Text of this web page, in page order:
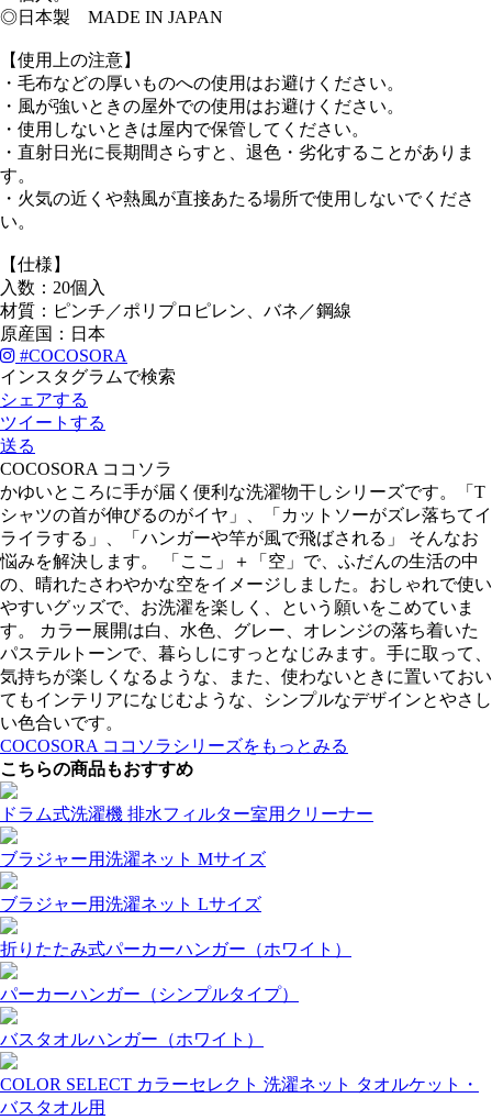
◎日本製 MADE IN JAPAN
【使用上の注意】
・毛布などの厚いものへの使用はお避けください。
・風が強いときの屋外での使用はお避けください。
・使用しないときは屋内で保管してください。
・直射日光に長期間さらすと、退色・劣化することがありま
す。
・火気の近くや熱風が直接あたる場所で使用しないでくださ
い。
【仕様】
入数：20個入
材質：ピンチ／ポリプロピレン、バネ／鋼線
原産国：日本
#COCOSORA
インスタグラムで検索
シェアする
ツイートする
送る
COCOSORA ココソラ
かゆいところに手が届く便利な洗濯物干しシリーズです。「T
シャツの首が伸びるのがイヤ」、「カットソーがズレ落ちてイ
ライラする」、「ハンガーや竿が風で飛ばされる」 そんなお
悩みを解決します。 「ここ」＋「空」で、ふだんの生活の中
の、晴れたさわやかな空をイメージしました。おしゃれで使い
やすいグッズで、お洗濯を楽しく、という願いをこめていま
す。 カラー展開は白、水色、グレー、オレンジの落ち着いた
パステルトーンで、暮らしにすっとなじみます。手に取って、
気持ちが楽しくなるような、また、使わないときに置いておい
てもインテリアになじむような、シンプルなデザインとやさし
い色合いです。
COCOSORA ココソラシリーズをもっとみる
こちらの商品もおすすめ
ドラム式洗濯機 排水フィルター室用クリーナー
ブラジャー用洗濯ネット Mサイズ
ブラジャー用洗濯ネット Lサイズ
折りたたみ式パーカーハンガー（ホワイト）
パーカーハンガー（シンプルタイプ）
バスタオルハンガー（ホワイト）
COLOR SELECT カラーセレクト 洗濯ネット タオルケット・
バスタオル用